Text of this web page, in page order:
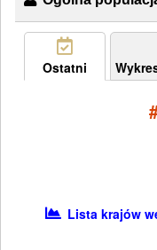
Ostatni
Lista krajów